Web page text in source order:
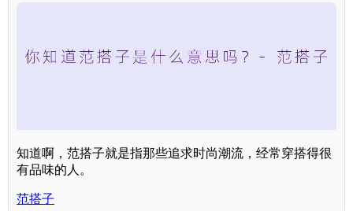
知道啊，范搭子就是指那些追求时尚潮流，经常穿搭得很
有品味的人。
范搭子